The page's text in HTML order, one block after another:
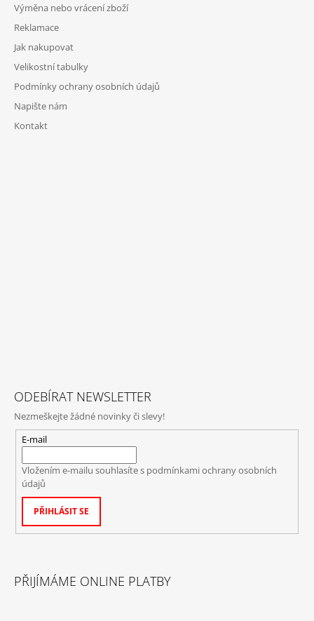
Výměna nebo vrácení zboží
Reklamace
Jak nakupovat
Velikostní tabulky
Podmínky ochrany osobních údajů
Napište nám
Kontakt
ODEBÍRAT NEWSLETTER
Nezmeškejte žádné novinky či slevy!
E-mail
Vložením e-mailu souhlasíte s podmínkami ochrany osobních
údajů
PŘIHLÁSIT SE
PŘIJÍMÁME ONLINE PLATBY